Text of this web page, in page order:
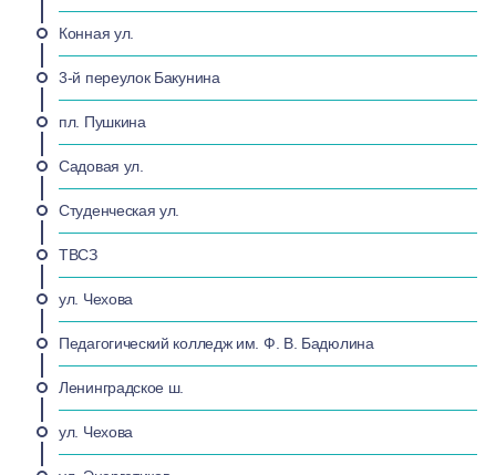
Конная ул.
3-й переулок Бакунина
пл. Пушкина
Садовая ул.
Студенческая ул.
ТВСЗ
ул. Чехова
Педагогический колледж им. Ф. В. Бадюлина
Ленинградское ш.
ул. Чехова